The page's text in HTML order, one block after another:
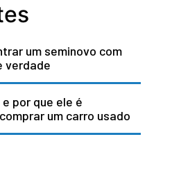
um seminovo com
verdade
por que ele é
um carro usado